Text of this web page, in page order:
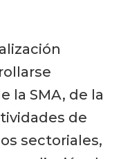
la SMA, de la
de
sectoriales,